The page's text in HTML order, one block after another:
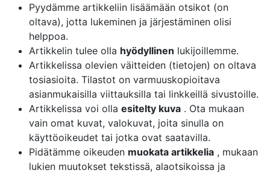
Pyydämme artikkeliin lisäämään otsikot (on
oltava), jotta lukeminen ja järjestäminen olisi
helppoa.
Artikkelin tulee olla hyödyllinen lukijoillemme.
Artikkelissa olevien väitteiden (tietojen) on oltava
tosiasioita. Tilastot on varmuuskopioitava
asianmukaisilla viittauksilla tai linkkeillä sivustoille.
Artikkelissa voi olla esitelty kuva . Ota mukaan
vain omat kuvat, valokuvat, joita sinulla on
käyttöoikeudet tai jotka ovat saatavilla.
Pidätämme oikeuden muokata artikkelia , mukaan
lukien muutokset tekstissä, alaotsikoissa ja